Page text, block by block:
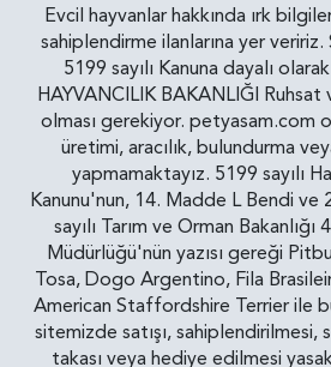
Evcil hayvanlar hakkında ırk
sahiplendirme ilanlarına yer
5199 sayılı Kanuna dayalı
HAYVANCILIK BAKANLIĞI
olması gerekiyor. petyasam.com
üretimi, aracılık, bulundurma
yapmamaktayız. 5199 sayılı
Kanunu'nun, 14. Madde L Bendi ve
sayılı Tarım ve Orman
Müdürlüğü'nün yazısı gereği
Tosa, Dogo Argentino, Fila
American Staffordshire Terrier ile
sitemizde satışı, sahiplendirilmesi,
takası veya hediye edilmesi